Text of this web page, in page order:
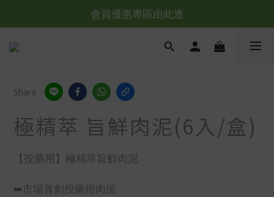
台灣滿NT$全館滿1200免運｜海外滿NT$3000免運
會員優惠專區由此進
台灣滿NT$全館滿1200免運｜海外滿NT$3000免運
Share
極精萃 旨鮮肉泥(6入/盒)
【投藥用】極精萃旨鮮肉泥
➡️市場首創投藥用肉泥